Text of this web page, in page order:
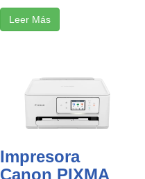
Leer Más
Impresora
Canon PIXMA